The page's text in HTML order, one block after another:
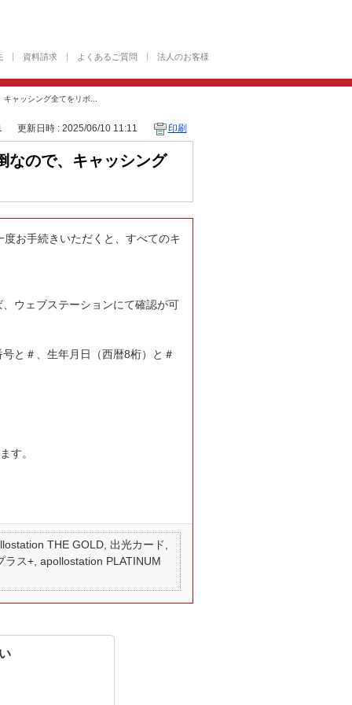
資料請求 よくあるご質問 法人のお客様
ャッシング全てをリボ...
更新日時 : 2025/06/10 11:11 印刷
なので、キャッシング
お手続きいただくと、すべてのキ
ウェブステーションにて確認が可
と＃、生年月日（西暦8桁）と＃
す。
THE GOLD, 出光カード,
ス+, apollostation PLATINUM